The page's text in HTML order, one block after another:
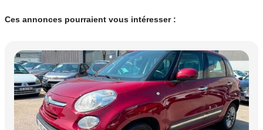
Ces annonces pourraient vous intéresser :